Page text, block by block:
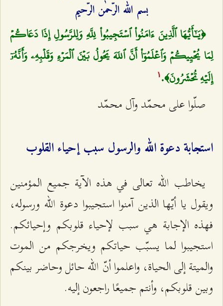
بسم الله الرّحمٰن الرّحیم
﴿يَـٰٓأَيُّهَا ٱلَّذِينَ ءَامَنُواْ ٱسۡتَجِيبُواْ لِلَّهِ وَلِلرَّسُولِ إِذَا دَعَاكُمۡ
لِمَا يُحۡيِيكُمۡ وَٱعۡلَمُوٓاْ أَنَّ ٱللَهَ يَحُولُ بَيۡنَ ٱلۡمَرۡءِ وَقَلۡبِهِۦ وَأَنَّهُۥٓ
إِلَيۡهِ تُحۡشَرُونَ﴾. ۱
صلّوا على محمّد وآل محمّد
استجابة دعوة الله والرسول سبب إحياء القلوب
يخاطب الله تعالى في هذه الآية جميع المؤمنين
ويقول يا أيّها الذين آمنوا استجيبوا دعوة الله ورسوله،
فهذه الإجابة هي سبب لإحياء قلوبكم وإحيائكم.
استجيبوا لما يسبّب حياتكم ويخرجكم من الموت
والميتة إلى الحياة، واعلموا أنّ الله حائل وحاضر بينكم
وبين قلوبكم، وأنتم جميعًا راجعون إليه.